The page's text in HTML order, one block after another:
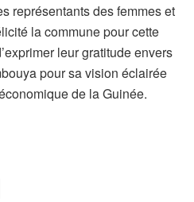
représentants des femmes et
la commune pour cette
leur gratitude envers
pour sa vision éclairée
de la Guinée.